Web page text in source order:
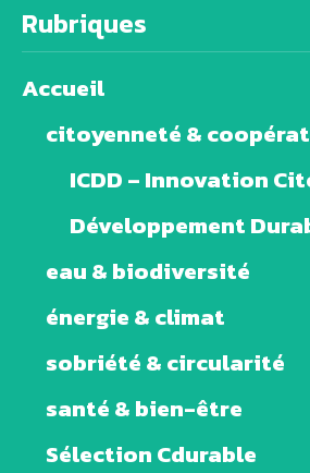
Rubriques
Accueil
citoyenneté &
ICDD – Innovation
Développement
eau & biodiversité
énergie & climat
sobriété & circularité
santé & bien-être
Sélection Cdurable